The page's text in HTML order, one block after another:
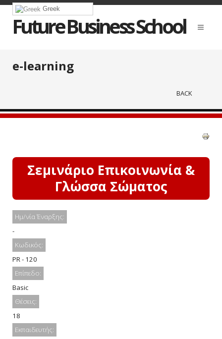
Greek
Future Business School
e-learning
BACK
Σεμινάριο Επικοινωνία &
Γλώσσα Σώματος
Ημ/νία Έναρξης:
-
Κωδικός:
PR - 120
Επίπεδο:
Basic
Θέσεις:
18
Εκπαιδευτής: